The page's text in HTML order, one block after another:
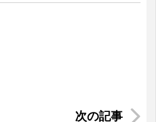
トショップ、トコペディアで